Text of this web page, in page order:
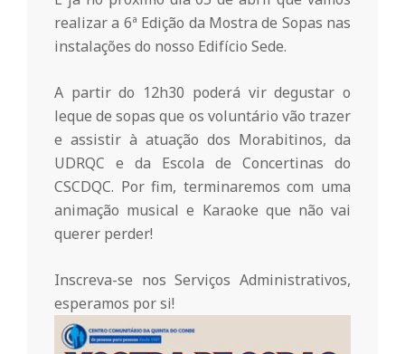
realizar a 6ª Edição da Mostra de Sopas nas
instalações do nosso Edifício Sede.
A partir do 12h30 poderá vir degustar o
leque de sopas que os voluntário vão trazer
e assistir à atuação dos Morabitinos, da
UDRQC e da Escola de Concertinas do
CSCDQC. Por fim, terminaremos com uma
animação musical e Karaoke que não vai
querer perder!
Inscreva-se nos Serviços Administrativos,
esperamos por si!